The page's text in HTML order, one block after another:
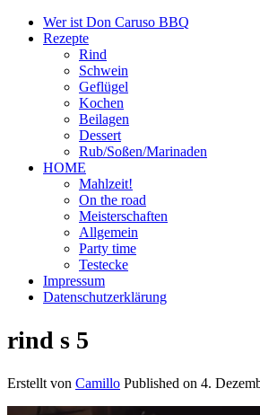
Wer ist Don Caruso BBQ
Rezepte
Rind
Schwein
Geflügel
Kochen
Beilagen
Dessert
Rub/Soßen/Marinaden
HOME
Mahlzeit!
On the road
Meisterschaften
Allgemein
Party time
Testecke
Impressum
Datenschutzerklärung
rind s 5
Erstellt von Camillo Published on 4.